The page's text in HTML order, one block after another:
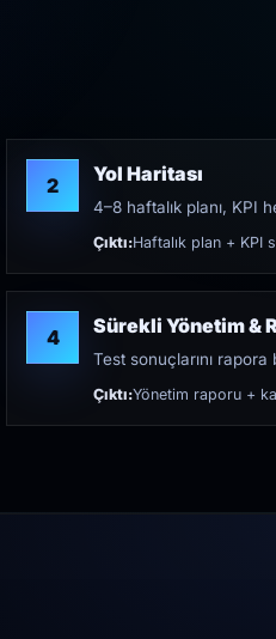
2 Yol Haritası
4–8 haftalık planı, KPI
Çıktı:Haftalık plan + KPI
4 Sürekli Yönetim &
Test sonuçlarını
Çıktı:Yönetim raporu +